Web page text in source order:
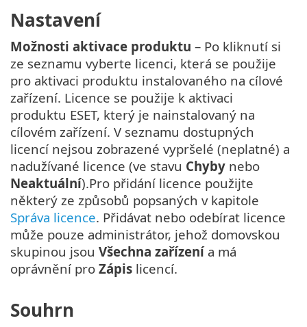
Nastavení
Možnosti aktivace produktu – Po kliknutí si
ze seznamu vyberte licenci, která se použije
pro aktivaci produktu instalovaného na cílové
zařízení. Licence se použije k aktivaci
produktu ESET, který je nainstalovaný na
cílovém zařízení. V seznamu dostupných
licencí nejsou zobrazené vypršelé (neplatné) a
nadužívané licence (ve stavu Chyby nebo
Neaktuální).Pro přidání licence použijte
některý ze způsobů popsaných v kapitole
Správa licence. Přidávat nebo odebírat licence
může pouze administrátor, jehož domovskou
skupinou jsou Všechna zařízenía má
oprávnění pro Zápis licencí.
Souhrn